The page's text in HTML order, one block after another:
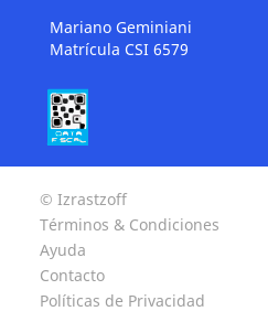
Mariano Geminiani
Matrícula CSI 6579
© Izrastzoff
Términos & Condiciones
Ayuda
Contacto
Políticas de Privacidad